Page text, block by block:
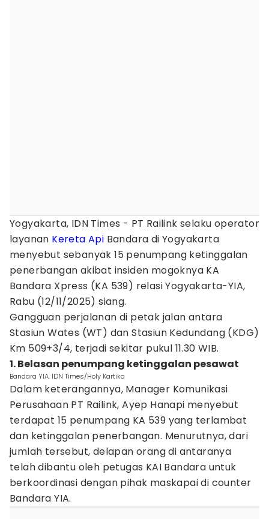
Yogyakarta, IDN Times - PT Railink selaku operator
layanan Kereta Api Bandara di Yogyakarta
menyebut sebanyak 15 penumpang ketinggalan
penerbangan akibat insiden mogoknya KA
Bandara Xpress (KA 539) relasi Yogyakarta-YIA,
Rabu (12/11/2025) siang.
Gangguan perjalanan di petak jalan antara
Stasiun Wates (WT) dan Stasiun Kedundang (KDG)
Km 509+3/4, terjadi sekitar pukul 11.30 WIB.
1. Belasan penumpang ketinggalan pesawat
Bandara YIA. IDN Times/Holy Kartika
Dalam keterangannya, Manager Komunikasi
Perusahaan PT Railink, Ayep Hanapi menyebut
terdapat 15 penumpang KA 539 yang terlambat
dan ketinggalan penerbangan. Menurutnya, dari
jumlah tersebut, delapan orang di antaranya
telah dibantu oleh petugas KAI Bandara untuk
berkoordinasi dengan pihak maskapai di counter
Bandara YIA.